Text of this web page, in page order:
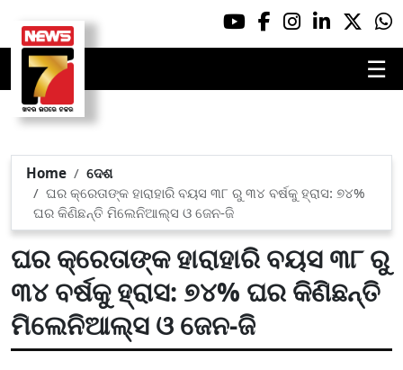
☰
Home
ଦେଶ
ଘର କ୍ରେତାଙ୍କ ହାରାହାରି ବୟସ ୩୮ ରୁ ୩୪ ବର୍ଷକୁ ହ୍ରାସ: ୭୪%
ଘର କିଣିଛନ୍ତି ମିଲେନିଆଲ୍ସ ଓ ଜେନ-ଜି
ଘର କ୍ରେତାଙ୍କ ହାରାହାରି ବୟସ ୩୮ ରୁ
୩୪ ବର୍ଷକୁ ହ୍ରାସ: ୭୪% ଘର କିଣିଛନ୍ତି
ମିଲେନିଆଲ୍ସ ଓ ଜେନ-ଜି